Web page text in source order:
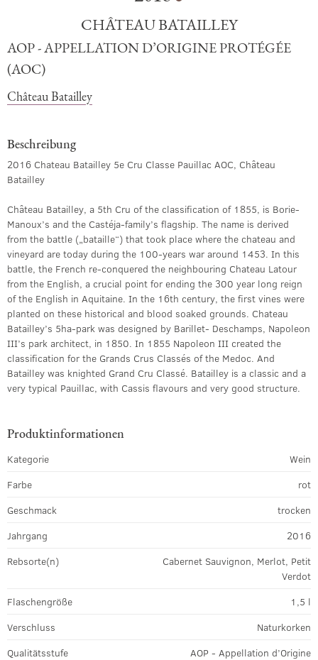
CHÂTEAU BATAILLEY
AOP - APPELLATION D’ORIGINE PROTÉGÉE
(AOC)
Château Batailley
Beschreibung
2016 Chateau Batailley 5e Cru Classe Pauillac AOC, Château
Batailley
Château Batailley, a 5th Cru of the classification of 1855, is Borie-
Manoux’s and the Castéja-family’s flagship. The name is derived
from the battle („bataille“) that took place where the chateau and
vineyard are today during the 100-years war around 1453. In this
battle, the French re-conquered the neighbouring Chateau Latour
from the English, a crucial point for ending the 300 year long reign
of the English in Aquitaine. In the 16th century, the first vines were
planted on these historical and blood soaked grounds. Chateau
Batailley’s 5ha-park was designed by Barillet- Deschamps, Napoleon
III’s park architect, in 1850. In 1855 Napoleon III created the
classification for the Grands Crus Classés of the Medoc. And
Batailley was knighted Grand Cru Classé. Batailley is a classic and a
very typical Pauillac, with Cassis flavours and very good structure.
Produktinformationen
Kategorie
Wein
Farbe
rot
Geschmack
trocken
Jahrgang
2016
Rebsorte(n)
Cabernet Sauvignon, Merlot, Petit
Verdot
Flaschengröße
1,5 l
Verschluss
Naturkorken
Qualitätsstufe
AOP - Appellation d’Origine